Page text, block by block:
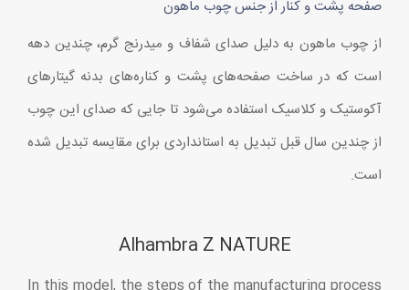
صفحه پشت و کنار از جنس چوب ماهون
از چوب ماهون به دلیل صدای شفاف و میدرنج گرم، چندین دهه
است که در ساخت صفحه‌های پشت و کناره‌های بدنه گیتارهای
آکوستیک و کلاسیک استفاده می‌شود تا جایی که صدای این چوب
از چندین سال قبل تبدیل به استانداردی برای مقایسه تبدیل شده
است.
Alhambra Z NATURE